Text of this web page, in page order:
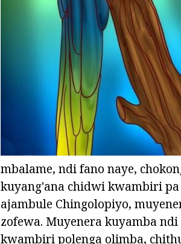
mbalame, ndi fano naye,
kuyang'ana chidwi kwambiri
ajambule Chingolopiyo,
zofewa. Muyenera kuyamba
kwambiri polenga olimba,